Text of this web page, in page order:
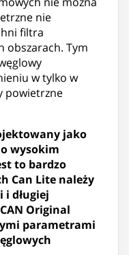
nie
filtra
obszarach. Tym
w tylko w
powietrzne
jako
wysokim
to bardzo
Can Lite należy
i długiej
Original
parametrami